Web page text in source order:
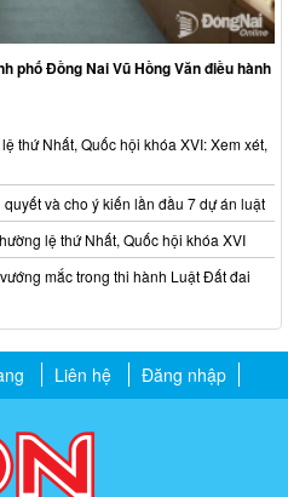
phố Đồng Nai Vũ Hồng Văn điều hành
thứ Nhất, Quốc hội khóa XVI: Xem xét,
và cho ý kiến lần đầu 7 dự án luật
lệ thứ Nhất, Quốc hội khóa XVI
mắc trong thi hành Luật Đất đai
Liên hệ Đăng nhập